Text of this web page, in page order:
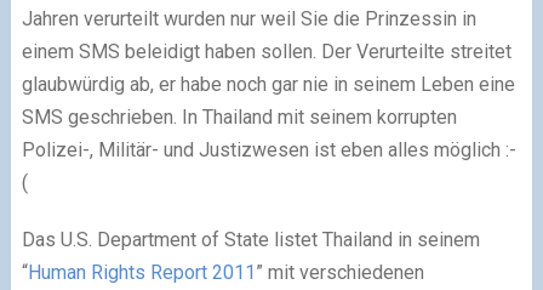
Jahren verurteilt wurden nur weil Sie die Prinzessin in
einem SMS beleidigt haben sollen. Der Verurteilte streitet
glaubwürdig ab, er habe noch gar nie in seinem Leben eine
SMS geschrieben. In Thailand mit seinem korrupten
Polizei-, Militär- und Justizwesen ist eben alles möglich :-
(
Das U.S. Department of State listet Thailand in seinem
“Human Rights Report 2011” mit verschiedenen